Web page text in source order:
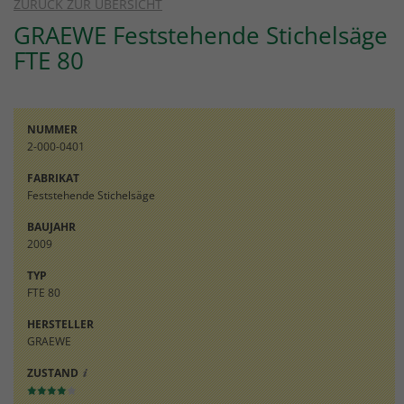
ZURÜCK ZUR ÜBERSICHT
GRAEWE Feststehende Stichelsäge
FTE 80
NUMMER
2-000-0401
FABRIKAT
Feststehende Stichelsäge
BAUJAHR
2009
TYP
FTE 80
HERSTELLER
GRAEWE
ZUSTAND
Zweck
Einstellungen. Unter anderem eine
zufällig generierte ID, für die historische
Speicherung Ihrer vorgenommen